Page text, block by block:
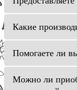
Какие
Помогаете ли
Можно ли